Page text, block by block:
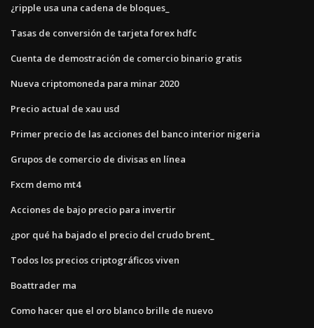
¿ripple usa una cadena de bloques_
Tasas de conversión de tarjeta forex hdfc
Cuenta de demostración de comercio binario gratis
Nueva criptomoneda para minar 2020
Precio actual de xau usd
Primer precio de las acciones del banco interior nigeria
Grupos de comercio de divisas en línea
Fxcm demo mt4
Acciones de bajo precio para invertir
¿por qué ha bajado el precio del crudo brent_
Todos los precios criptográficos viven
Boattrader ma
Como hacer que el oro blanco brille de nuevo